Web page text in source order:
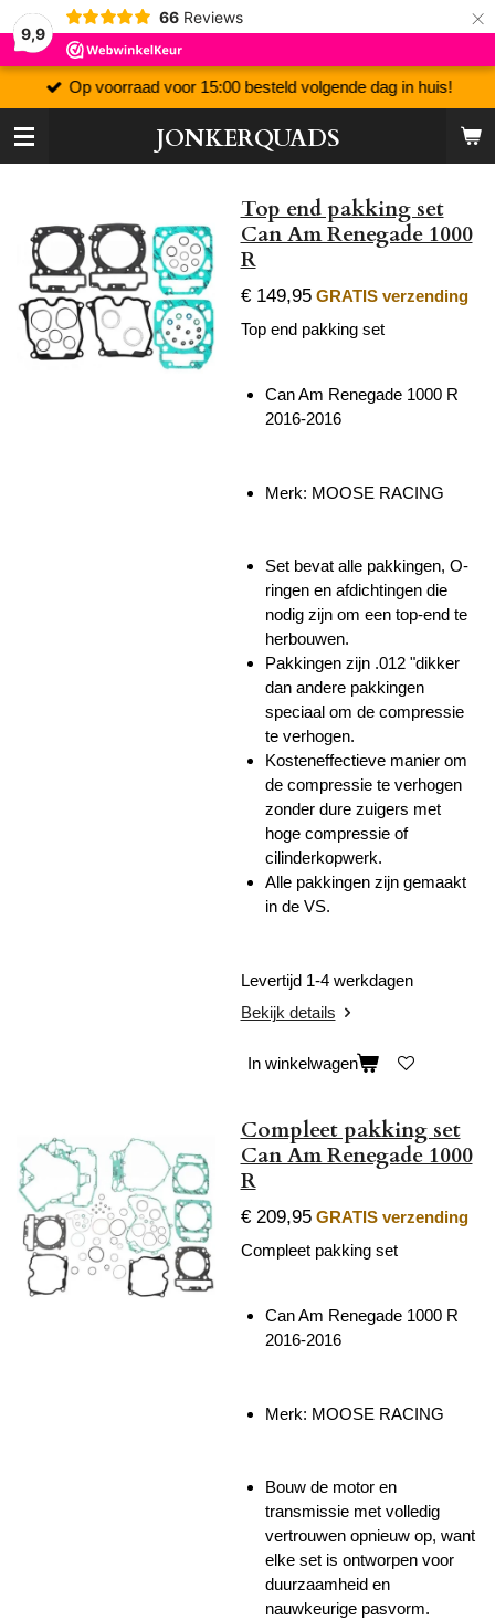
9,9
66 Reviews ×
JONKERQUADS
Op voorraad voor 15:00 besteld volgende dag in huis!
Top end pakking set
Can Am Renegade 1000
R
€ 149,95 GRATIS verzending
Top end pakking set
Can Am Renegade 1000 R
2016-2016
Merk: MOOSE RACING
Set bevat alle pakkingen, O-
ringen en afdichtingen die
nodig zijn om een ​​top-end te
herbouwen.
Pakkingen zijn .012 "dikker
dan andere pakkingen
speciaal om de compressie
te verhogen.
Kosteneffectieve manier om
de compressie te verhogen
zonder dure zuigers met
hoge compressie of
cilinderkopwerk.
Alle pakkingen zijn gemaakt
in de VS.
Levertijd 1-4 werkdagen
Bekijk details
In winkelwagen
Compleet pakking set
Can Am Renegade 1000
R
€ 209,95 GRATIS verzending
Compleet pakking set
Can Am Renegade 1000 R
2016-2016
Merk: MOOSE RACING
Bouw de motor en
transmissie met volledig
vertrouwen opnieuw op, want
elke set is ontworpen voor
duurzaamheid en
nauwkeurige pasvorm.